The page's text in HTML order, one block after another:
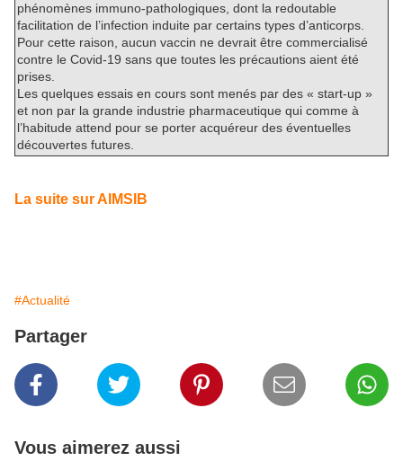
phénomènes immuno-pathologiques, dont la redoutable
facilitation de l’infection induite par certains types d’anticorps.
Pour cette raison, aucun vaccin ne devrait être commercialisé
contre le Covid-19 sans que toutes les précautions aient été
prises.
Les quelques essais en cours sont menés par des « start-up »
et non par la grande industrie pharmaceutique qui comme à
l’habitude attend pour se porter acquéreur des éventuelles
découvertes futures.
La suite sur AIMSIB
#Actualité
Partager
Vous aimerez aussi